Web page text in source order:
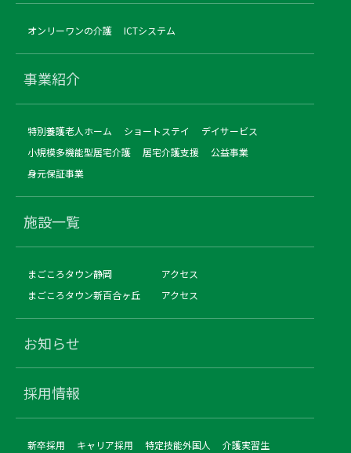
オンリーワンの介護 ICTシステム
事業紹介
特別養護老人ホーム ショートステイ
デイサービス
小規模多機能型居宅介護
居宅介護支援
公益事業
身元保証事業
施設一覧
まごころタウン静岡
アクセス
まごころタウン新百合ヶ丘
アクセス
お知らせ
採用情報
新卒採用 キャリア採用 特定技能外国人 介護実習生